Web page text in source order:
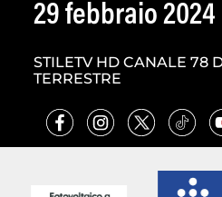
29 febbraio 2024
STILETV HD CANALE 78
TERRESTRE